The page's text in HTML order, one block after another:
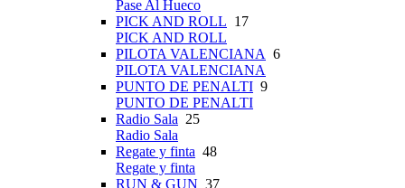
Pase Al Hueco
PICK AND ROLL 17
PICK AND ROLL
PILOTA VALENCIANA 6
PILOTA VALENCIANA
PUNTO DE PENALTI 9
PUNTO DE PENALTI
Radio Sala 25
Radio Sala
Regate y finta 48
Regate y finta
RUN & GUN 37